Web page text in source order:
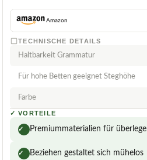
Amazon
TECHNISCHE DETAILS
Haltbarkeit Grammatur
Für hohe Betten geeignet Steghöhe
Farbe
✓ VORTEILE
✓ Premiummaterialien für
✓ Beziehen gestaltet sich mühelos